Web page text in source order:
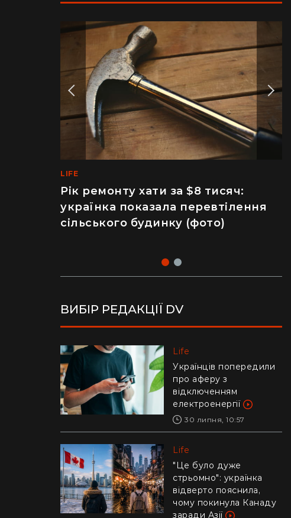
LIFE
Рік ремонту хати за $8 тисяч:
українка показала перевтілення
сільського будинку (фото)
MEDINFO
Майже 2 тисячі отруєнь через
салат – як відвідування
популярного ресторану призвело
ВИБІР РЕДАКЦІЇ DV
Life
Українців попередили
про аферу з
відключенням
електроенергії
30 липня, 10:57
Life
"Це було дуже
стрьомно": українка
відверто пояснила,
чому покинула Канаду
заради Азії
Life
Ледь втримали на
руках: у Дніпрі рибалки
витягли з річки
гігантського коропа
(відео)
28 липня, 17:47
Life
Драматичне відео із
Каліфорнії: 16-річний
ризикнув життям
заради дитини –